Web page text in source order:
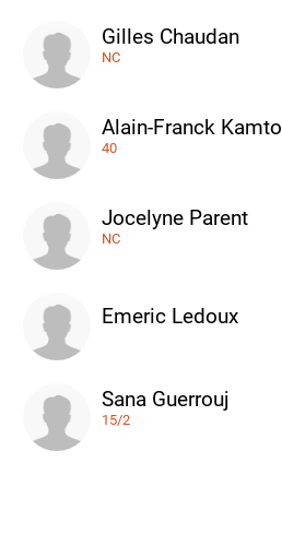
Gilles Chaudan
NC
Alain-Franck Kamto
40
Jocelyne Parent
NC
Emeric Ledoux
Sana Guerrouj
15/2